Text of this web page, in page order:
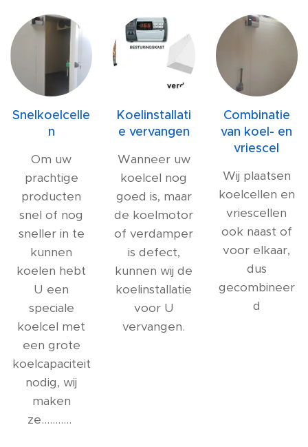
Snelkoelcelle
n
Om uw
prachtige
producten
snel of nog
sneller in te
kunnen
koelen hebt
U een
speciale
koelcel met
een grote
koelcapaciteit
nodig, wij
maken
ze...........
Koelinstallati
e vervangen
Wanneer uw
koelcel nog
goed is, maar
de koelmotor
of verdamper
is defect,
kunnen wij de
koelinstallatie
voor U
vervangen.
Combinatie
van koel- en
vriescel
Wij plaatsen
koelcellen en
vriescellen
ook naast of
voor elkaar,
dus
gecombineer
d